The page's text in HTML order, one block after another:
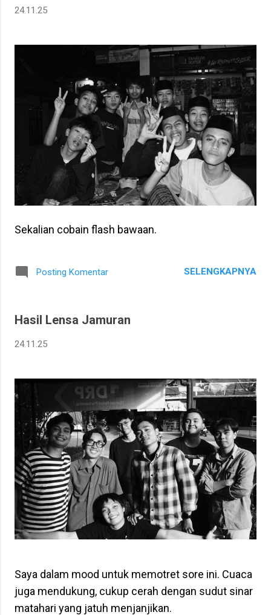
24.11.25
Sekalian cobain flash bawaan.
Posting Komentar SELENGKAPNYA
Hasil Lensa Jamuran
24.11.25
Saya dalam mood untuk memotret sore ini. Cuaca
juga mendukung, cukup cerah dengan sudut sinar
matahari yang jatuh menjanjikan.